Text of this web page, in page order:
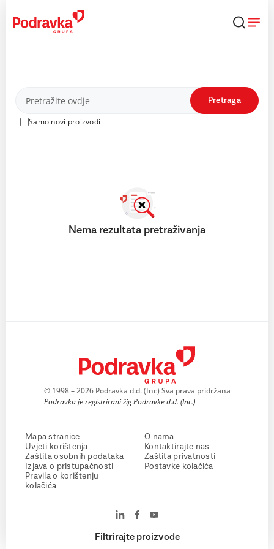
content
Proizvodi
Samo novi proizvodi
Pretraga
Filtrirajte proizvode
Nema rezultata pretraživanja
© 1998 – 2026 Podravka d.d. (Inc) Sva prava pridržana
Podravka je registrirani žig Podravke d.d. (Inc.)
Mapa stranice
Uvjeti korištenja
Zaštita osobnih podataka
Izjava o pristupačnosti
Pravila o korištenju
kolačića
O nama
Kontaktirajte nas
Zaštita privatnosti
Postavke kolačića